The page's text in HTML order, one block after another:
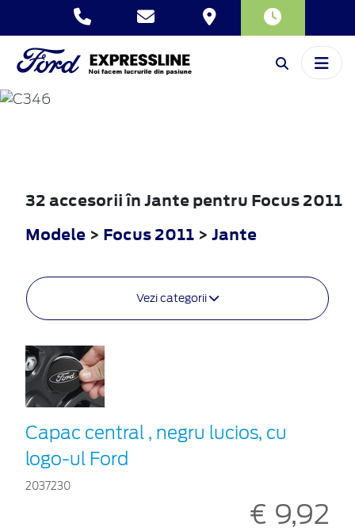
FOCUS
32 accesorii în Jante pentru Focus 2011
Modele > Focus 2011 > Jante
Vezi categorii
Capac central , negru lucios, cu
logo-ul Ford
2037230
€ 9,92